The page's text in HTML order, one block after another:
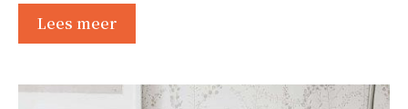
Lees meer